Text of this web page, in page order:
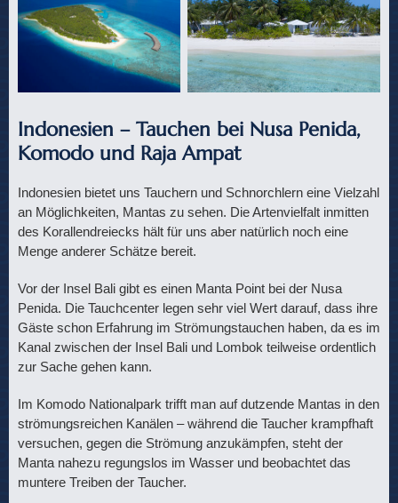
Indonesien – Tauchen bei Nusa Penida,
Komodo und Raja Ampat
Indonesien bietet uns Tauchern und Schnorchlern eine Vielzahl
an Möglichkeiten, Mantas zu sehen. Die Artenvielfalt inmitten
des Korallendreiecks hält für uns aber natürlich noch eine
Menge anderer Schätze bereit.
Vor der Insel Bali gibt es einen Manta Point bei der Nusa
Penida. Die Tauchcenter legen sehr viel Wert darauf, dass ihre
Gäste schon Erfahrung im Strömungstauchen haben, da es im
Kanal zwischen der Insel Bali und Lombok teilweise ordentlich
zur Sache gehen kann.
Im Komodo Nationalpark trifft man auf dutzende Mantas in den
strömungsreichen Kanälen – während die Taucher krampfhaft
versuchen, gegen die Strömung anzukämpfen, steht der
Manta nahezu regungslos im Wasser und beobachtet das
muntere Treiben der Taucher.